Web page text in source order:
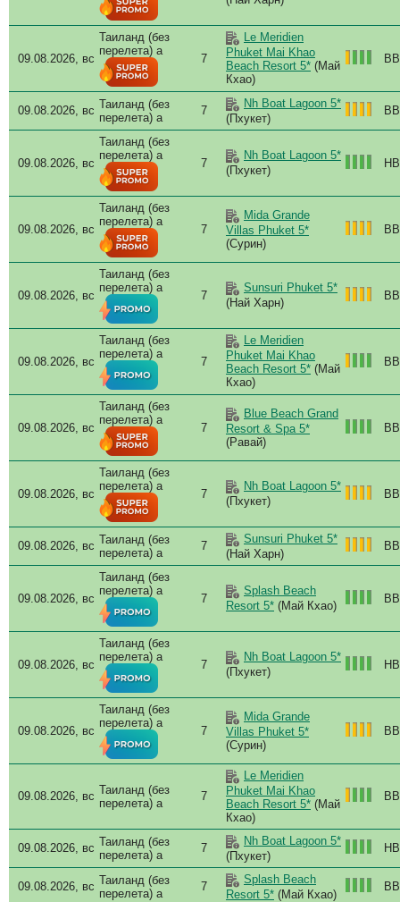
09.08.2026, вс
Таиланд (без
перелета) a
7
Le Meridien
Phuket Mai Khao
Beach Resort 5* (Май
Кхао)
BB
09.08.2026, вс Таиланд (без
перелета) a
7
Nh Boat Lagoon 5*
(Пхукет)
BB
09.08.2026, вс
Таиланд (без
перелета) a
7
Nh Boat Lagoon 5*
(Пхукет)
HB
09.08.2026, вс
Таиланд (без
перелета) a
7
Mida Grande
Villas Phuket 5*
(Сурин)
BB
09.08.2026, вс
Таиланд (без
перелета) a
7
Sunsuri Phuket 5*
(Най Харн)
BB
09.08.2026, вс
Таиланд (без
перелета) a
7
Le Meridien
Phuket Mai Khao
Beach Resort 5* (Май
Кхао)
BB
09.08.2026, вс
Таиланд (без
перелета) a
7
Blue Beach Grand
Resort & Spa 5*
(Равай)
BB
09.08.2026, вс
Таиланд (без
перелета) a
7
Nh Boat Lagoon 5*
(Пхукет)
BB
09.08.2026, вс Таиланд (без
перелета) a
7
Sunsuri Phuket 5*
(Най Харн)
BB
09.08.2026, вс
Таиланд (без
перелета) a
7
Splash Beach
Resort 5* (Май Кхао)
BB
09.08.2026, вс
Таиланд (без
перелета) a
7
Nh Boat Lagoon 5*
(Пхукет)
HB
09.08.2026, вс
Таиланд (без
перелета) a
7
Mida Grande
Villas Phuket 5*
(Сурин)
BB
09.08.2026, вс Таиланд (без
перелета) a
7
Le Meridien
Phuket Mai Khao
Beach Resort 5* (Май
Кхао)
BB
09.08.2026, вс Таиланд (без
перелета) a
7
Nh Boat Lagoon 5*
(Пхукет)
HB
09.08.2026, вс Таиланд (без
перелета) a
7
Splash Beach
Resort 5* (Май Кхао)
BB